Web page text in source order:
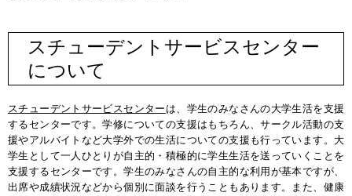
スチューデントサービスセンター
について
スチューデントサービスセンター は、学生のみなさんの大学生活を支援
するセンターです。学修についての支援はもちろん、サークル活動の支
援やアルバイトなど大学外での生活についての支援も行っています。大
学生として一人ひとりが自主的・積極的に学生生活を送っていくことを
支援するセンターです。学生のみなさんの自主的な利用が基本ですが、
出席や成績状況などから個別に面談を行うこともあります。また、健康